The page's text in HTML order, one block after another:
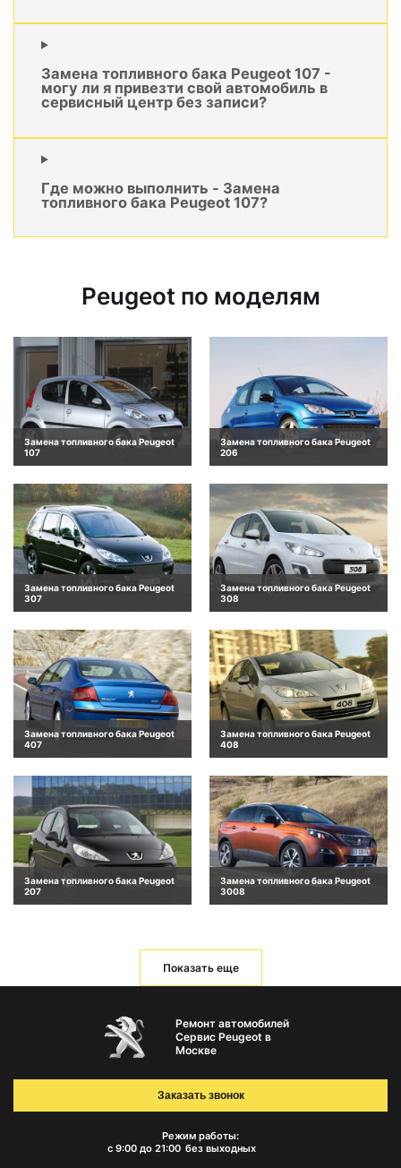
Замена топливного бака Peugeot 107 -
могу ли я привезти свой автомобиль в
сервисный центр без записи?
Где можно выполнить - Замена
топливного бака Peugeot 107?
Peugeot по моделям
Замена топливного бака Peugeot
107
Замена топливного бака Peugeot
206
Замена топливного бака Peugeot
307
Замена топливного бака Peugeot
308
Замена топливного бака Peugeot
407
Замена топливного бака Peugeot
408
Замена топливного бака Peugeot
207
Замена топливного бака Peugeot
3008
Показать еще
Ремонт автомобилей
Сервис Peugeot в
Москве
Режим работы:
с 9:00 до 21:00 без выходных
Заказать звонок